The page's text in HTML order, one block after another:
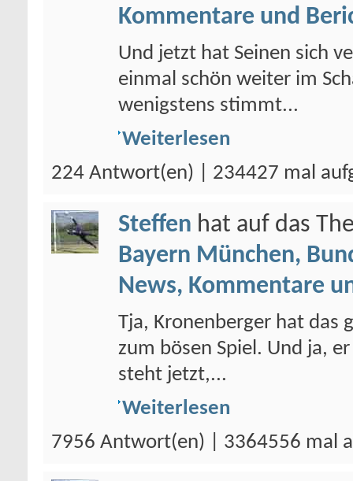
Kommentare und
Und jetzt hat Seinen sich
einmal schön weiter im
wenigstens stimmt...
Weiterlesen
224 Antwort(en) | 234427 mal
Steffen hat auf das
Bayern München,
News, Kommentare
Tja, Kronenberger hat das
zum bösen Spiel. Und ja,
steht jetzt,...
Weiterlesen
7956 Antwort(en) | 3364556 mal